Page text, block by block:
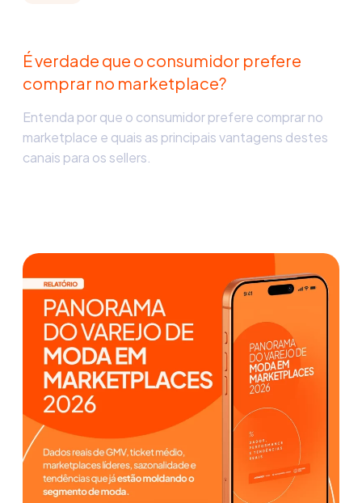
É verdade que o consumidor prefere
comprar no marketplace?
Entenda por que o consumidor prefere comprar no
marketplace e quais as principais vantagens destes
canais para os sellers.